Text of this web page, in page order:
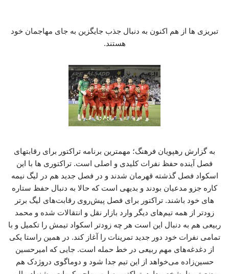
تبریزی ها از هم اکنون به دنبال جذب جایگزین به جای مهاجمان خود
هستند.
به گزارش رهپویان فرهنگ؛ مهمترین برنامه تراکتور برای رقابتهای
فصل آینده حفظ نفرات کلیدی و اصلی است. تراکتوری ها با این
اسکواد فصل گذشته قهرمان شدند و در فصل جدید هم در لیگ نیمه
کاره جزو مدعیان بودند و بدیهی است که حالا به دنبال حفظ ستاره
های خود باشند. تراکتور برای فصل پیش‌روی رقابت‌های لیگ برتر
زودتر از همه تیم‌های دیگر وارد بازار نقل و انتقالات شده و محمد
ربیعی هم به دنبال این است هر چه زودتر اسکواد تیمش را تکمیل و با
تمامی نفرات خود دور جدید تمرینات را آغاز کند. در همین راستا یکی
از دغدغه‌های مهم ربیعی در خط حمله است. جایی که امیرحسین
حسین‌زاده می‌خواهد از این تیم جدا شود و دوماگوی دروژدک هم